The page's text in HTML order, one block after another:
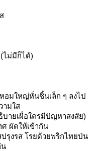
ไม่มีก็ได้)
อมใหญ่หั่นชิ้นเล็ก ๆ ลงไป
ามใส
ายเผื่อใครมีปัญหาสงสัย)
ศ ผัดให้เข้ากัน
รุงรส โรยด้วยพริกไทยป่น
น